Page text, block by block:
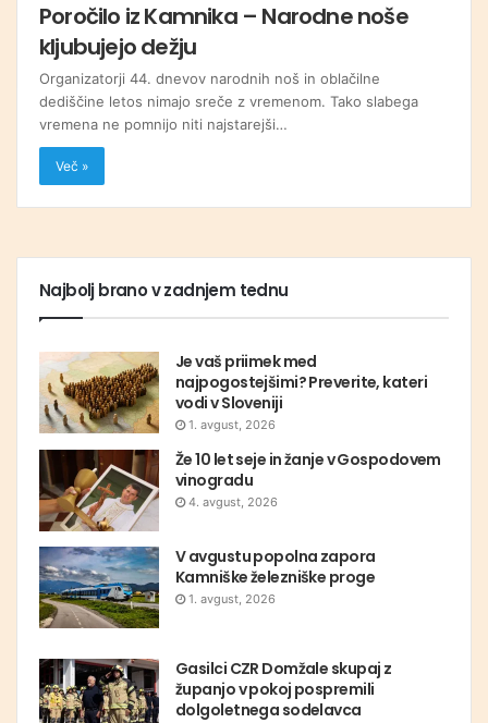
Poročilo iz Kamnika – Narodne noše
kljubujejo dežju
Organizatorji 44. dnevov narodnih noš in oblačilne
dediščine letos nimajo sreče z vremenom. Tako slabega
vremena ne pomnijo niti najstarejši…
Več »
Najbolj brano v zadnjem tednu
Je vaš priimek med
najpogostejšimi? Preverite, kateri
vodi v Sloveniji
1. avgust, 2026
Že 10 let seje in žanje v Gospodovem
vinogradu
4. avgust, 2026
V avgustu popolna zapora
Kamniške železniške proge
1. avgust, 2026
Gasilci CZR Domžale skupaj z
županjo v pokoj pospremili
dolgoletnega sodelavca